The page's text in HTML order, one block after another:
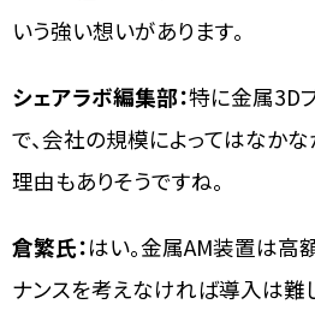
いう強い想いがあります。
シェアラボ編集部：特に金属3D
で、会社の規模によってはなか
理由もありそうですね。
倉繁氏：はい。金属AM装置は高
ナンスを考えなければ導入は難